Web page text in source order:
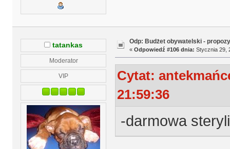
tatankas
Moderator
VIP
Odp: Budżet obywatelski -
« Odpowiedź #106 dnia: Stycznia 29,
Cytat:
21:59:36
-darmowa